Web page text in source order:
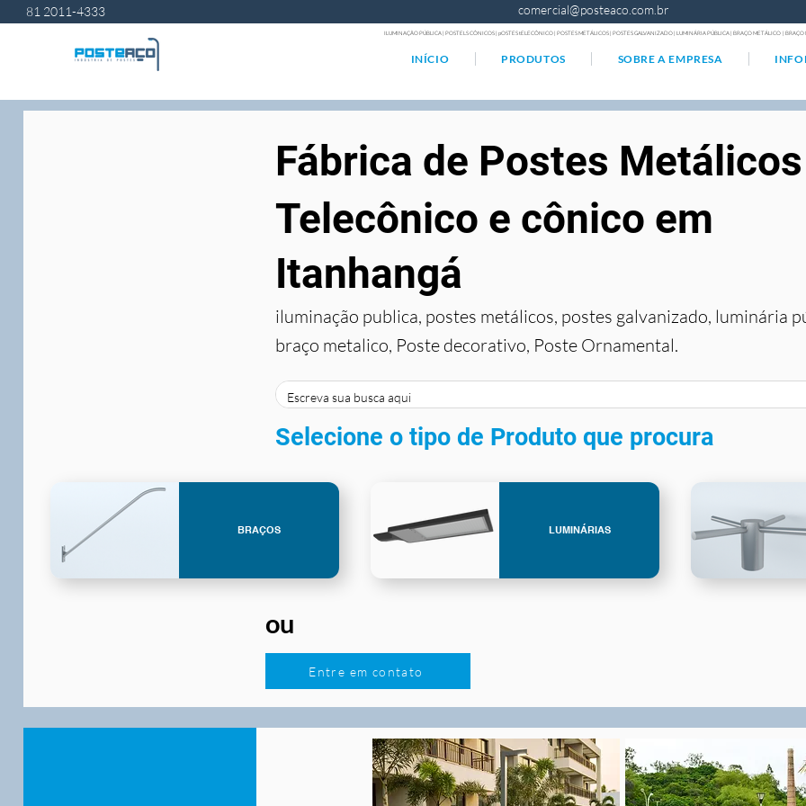
81 2011-4333 comercial@posteaco.com.br
ILUMINAÇÃO PÚBLICA | POSTELS CÔNICOS | pOSTES tELECÔNICO | POSTES METÁLICOS | POSTES GALVANIZADO | LUMINÁRIA PÚBLICA | BRAÇO METÁLICO |
INÍCIO PRODUTOS SOBRE A EMPRESA
Itanhangá
Fábrica de Postes Metálicos
Telecônico e cônico em
iluminação publica, postes metálicos, postes galvanizado, luminária
braço metalico, Poste decorativo, Poste Ornamental.
Selecione o tipo de Produto que procura
BRAÇOS LUMINÁRIAS
ou
Entre em contato